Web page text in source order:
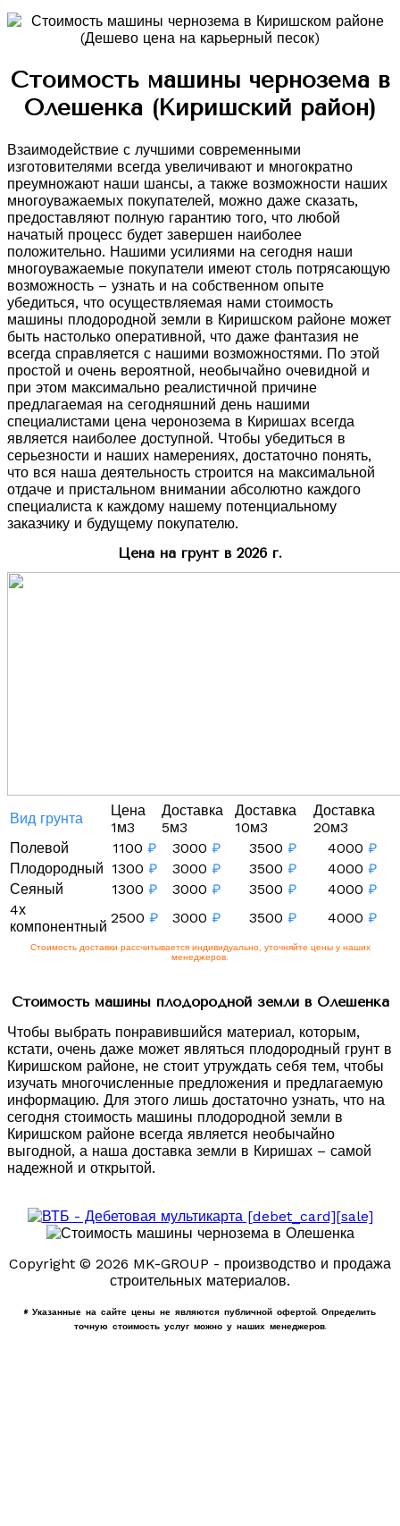
Стоимость машины чернозема в
Олешенка (Киришский район)
Взаимодействие с лучшими современными
изготовителями всегда увеличивают и многократно
преумножают наши шансы, а также возможности наших
многоуважаемых покупателей, можно даже сказать,
предоставляют полную гарантию того, что любой
начатый процесс будет завершен наиболее
положительно. Нашими усилиями на сегодня наши
многоуважаемые покупатели имеют столь потрясающую
возможность – узнать и на собственном опыте
убедиться, что осуществляемая нами стоимость
машины плодородной земли в Киришском районе может
быть настолько оперативной, что даже фантазия не
всегда справляется с нашими возможностями. По этой
простой и очень вероятной, необычайно очевидной и
при этом максимально реалистичной причине
предлагаемая на сегодняшний день нашими
специалистами цена черонозема в Киришах всегда
является наиболее доступной. Чтобы убедиться в
серьезности и наших намерениях, достаточно понять,
что вся наша деятельность строится на максимальной
отдаче и пристальном внимании абсолютно каждого
специалиста к каждому нашему потенциальному
заказчику и будущему покупателю.
Цена на грунт в 2026 г.
Вид грунта
Цена
1м3
Доставка
5м3
Доставка
10м3
Доставка
20м3
Полевой
1100 ₽ 3000 ₽ 3500 ₽ 4000 ₽
Плодородный 1300 ₽ 3000 ₽ 3500 ₽ 4000 ₽
Сеяный
1300 ₽ 3000 ₽ 3500 ₽ 4000 ₽
4х
компонентный
2500 ₽ 3000 ₽ 3500 ₽ 4000 ₽
Стоимость доставки рассчитывается индивидуально, уточняйте цены у наших
менеджеров.
Стоимость машины плодородной земли в Олешенка
Чтобы выбрать понравившийся материал, которым,
кстати, очень даже может являться плодородный грунт в
Киришском районе, не стоит утруждать себя тем, чтобы
изучать многочисленные предложения и предлагаемую
информацию. Для этого лишь достаточно узнать, что на
сегодня стоимость машины плодородной земли в
Киришском районе всегда является необычайно
выгодной, а наша доставка земли в Киришах – самой
надежной и открытой.
Copyright © 2026 MK-GROUP - производство и продажа
строительных материалов.
* Указанные на сайте цены не являются публичной офертой. Определить
точную стоимость услуг можно у наших менеджеров.